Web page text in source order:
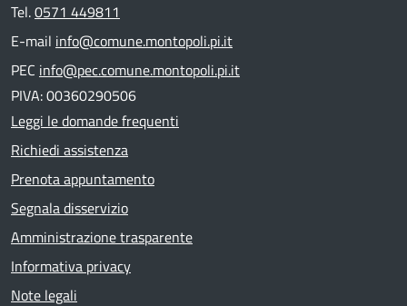
Tel.0571 449811
E-mail info@comune.montopoli.pi.it
PEC info@pec.comune.montopoli.pi.it
PIVA: 00360290506
Leggi le domande frequenti
Richiedi assistenza
Prenota appuntamento
Segnala disservizio
Amministrazione trasparente
Informativa privacy
Note legali